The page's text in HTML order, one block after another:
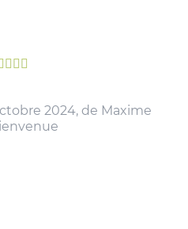
  
2024, de Maxime